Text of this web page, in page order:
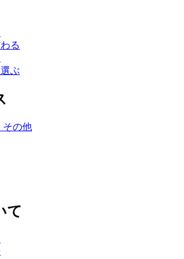
る
ぶ
その他
て